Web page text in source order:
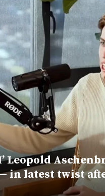
Leopold
in latest twist